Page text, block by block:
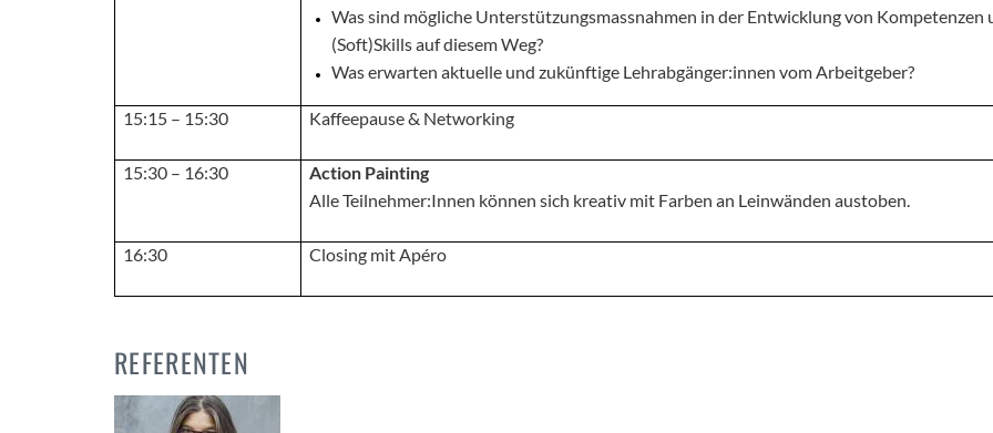
Was sind mögliche Unterstützungsmassnahmen in der Entwicklung von Kompetenzen
(Soft)Skills auf diesem Weg?
Was erwarten aktuelle und zukünftige Lehrabgänger:innen vom Arbeitgeber?
15:15 – 15:30 Kaffeepause & Networking
15:30 – 16:30
Action Painting
Alle Teilnehmer:Innen können sich kreativ mit Farben an Leinwänden austoben.
16:30 Closing mit Apéro
REFERENTEN